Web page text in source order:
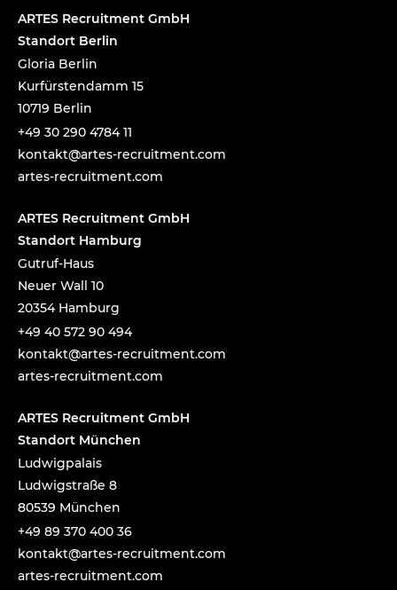
ARTES Recruitment GmbH
Standort Berlin
Gloria Berlin
Kurfürstendamm 15
10719 Berlin
+49 30 290 4784 11
moc.t
nemti
urcer
-setr
a@tka
tnok
artes-recruitment.com
ARTES Recruitment GmbH
Standort Hamburg
Gutruf-Haus
Neuer Wall 10
20354 Hamburg
+49 40 572 90 494
moc.t
nemti
urcer
-setr
a@tka
tnok
artes-recruitment.com
ARTES Recruitment GmbH
Standort München
Ludwigpalais
Ludwigstraße 8
80539 München
+49 89 370 400 36
moc.t
nemti
urcer
-setr
a@tka
tnok
artes-recruitment.com